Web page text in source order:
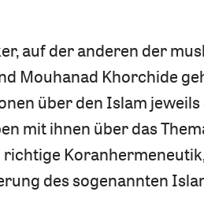
auf der anderen der
Mouhanad Khorchide
über den Islam jeweils
mit ihnen über das
des sogenannten